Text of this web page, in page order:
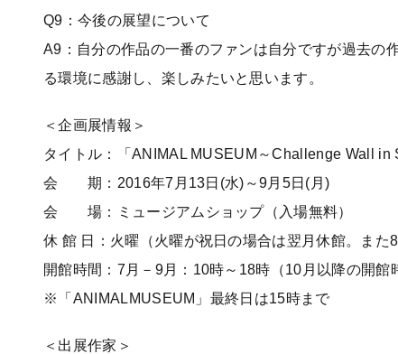
Q9：今後の展望について
A9：自分の作品の一番のファンは自分ですが過去の
る環境に感謝し、楽しみたいと思います。
＜企画展情報＞
タイトル：「ANIMAL MUSEUM～Challenge Wall in
会 期：2016年7月13日(水)～9月5日(月)
会 場：ミュージアムショップ（入場無料）
休 館 日：火曜（火曜が祝日の場合は翌月休館。また8
開館時間：7月－9月：10時～18時（10月以降の開館
※「ANIMALMUSEUM」最終日は15時まで
＜出展作家＞